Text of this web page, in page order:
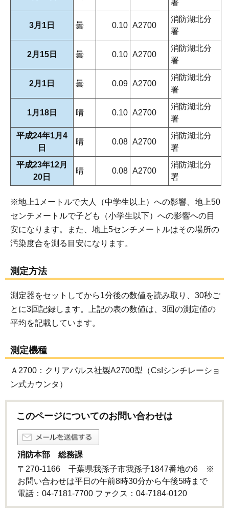
署
3月1日 曇 0.10 A2700
消防湖北分
署
2月15日 曇 0.10 A2700
消防湖北分
署
2月1日 曇 0.09 A2700
消防湖北分
署
1月18日 晴 0.10 A2700
消防湖北分
署
平成24年1月4
日
晴 0.08 A2700
消防湖北分
署
平成23年12月
20日
晴 0.08 A2700
消防湖北分
署
※地上1メートルで大人（中学生以上）への影響、地上50
センチメートルで子ども（小学生以下）への影響への目
安になります。また、地上5センチメートルはその場所の
汚染度合を測る目安になります。
測定方法
測定器をセットしてから1分後の数値を読み取り、30秒ご
とに3回記録します。上記の表の数値は、3回の測定値の
平均を記載しています。
測定機種
Ａ2700：クリアパルス社製A2700型（CsIシンチレーショ
ン式カウンタ）
このページについてのお問い合わせは
消防本部 総務課
〒270-1166 千葉県我孫子市我孫子1847番地の6 ※
お問い合わせは平日の午前8時30分から午後5時まで
電話：04-7181-7700 ファクス：04-7184-0120